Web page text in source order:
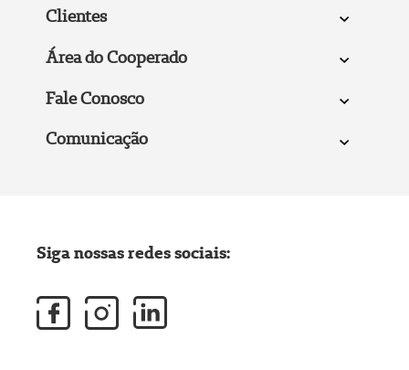
Clientes
Área do Cooperado
Fale Conosco
Comunicação
Siga nossas redes sociais: